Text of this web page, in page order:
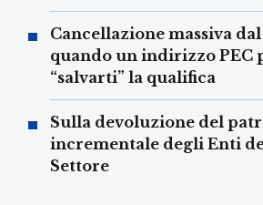
Cancellazione massiva dal
quando un indirizzo PEC
“salvarti” la qualifica
Sulla devoluzione del
incrementale degli Enti
Settore